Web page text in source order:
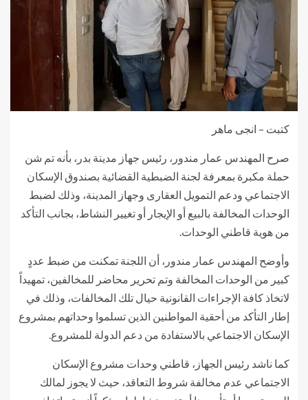
كتبت – انجى ماهر
صرح المهندس عمار مندور، رئيس جهاز مدينة بدر، بأنه تم شن
حملة مكبرة بمعرفة لجنة الضبطية القضائية بصندوق الإسكان
الاجتماعي ودعم التمويل العقارى وجهاز المدينة، وذلك لضبط
الوحدات المخالفة بالبيع أو الإيجار أو تغيير النشاط، بجانب التأكد
من هوية قاطني الوحدات.
وأوضح المهندس عمار مندور، أن اللجنة تمكنت من ضبط عددٍ
كبير من الوحدات المخالفة وتم تحرير محاضر للمخالفين، تمهيداً
لاتخاذ كافة الإجراءات القانونية حيال تلك المخالفات، وذلك في
إطار التأكد من أحقية المواطنين الذين تسلموا وحداتهم بمشروع
الإسكان الاجتماعي بالاستفادة من دعم الدولة للمشروع.
كما ناشد رئيس الجهاز، قاطني وحدات مشروع الإسكان
الاجتماعي عدم مخالفة شروط التعاقد، حيث لا يجوز لمالك